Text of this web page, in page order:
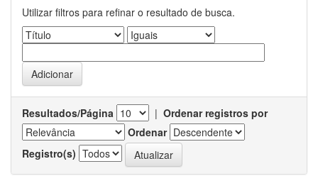
Utilizar filtros para refinar o resultado de busca.
Resultados/Página | Ordenar registros por
Ordenar
Registro(s)